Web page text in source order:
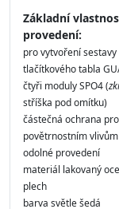
Základní
provedení:
pro vytvoření sestavy
tlačítkového tabla
čtyři moduly SPO4 (
stříška pod omítku)
částečná ochrana
povětrnostním vlivům
odolné provedení
materiál lakovaný
plech
barva světle šedá